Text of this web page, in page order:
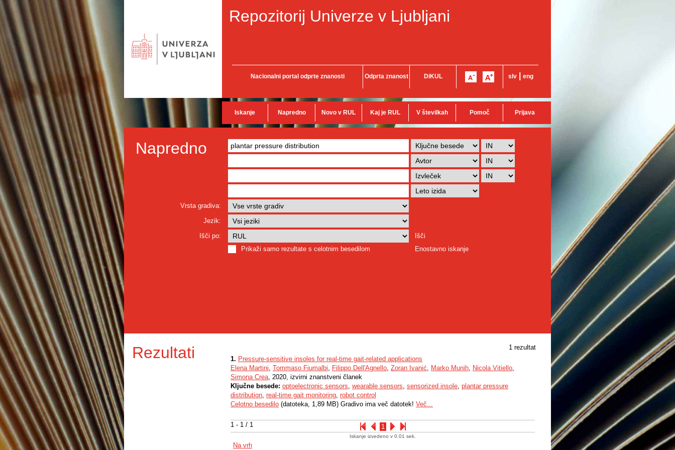
Repozitorij Univerze v Ljubljani
Nacionalni portal odprte znanosti Odprta znanost DiKUL slv eng
Iskanje Napredno Novo v RUL Kaj je RUL V številkah Pomoč Prijava
Napredno
Vrsta gradiva:
Jezik:
Išči po:
Išči
Prikaži samo rezultate s celotnim besedilom
Enostavno iskanje
Rezultati 1 rezultat
1 - 1 / 1 1
1. Pressure-sensitive insoles for real-time gait-related applications
Elena Martini, Tommaso Fiumalbi, Filippo Dell'Agnello, Zoran Ivanić, Marko Munih, Nicola Vitiello,
Simona Crea, 2020, izvirni znanstveni članek
Ključne besede: optoelectronic sensors, wearable sensors, sensorized insole, plantar pressure
distribution, real-time gait monitoring, robot control
Celotno besedilo (datoteka, 1,89 MB) Gradivo ima več datotek! Več...
Iskanje izvedeno v 0.01 sek.
Na vrh